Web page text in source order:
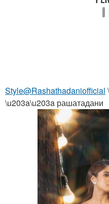
Style@Rashathadaniofficial
\u203a\u203a рашатадани